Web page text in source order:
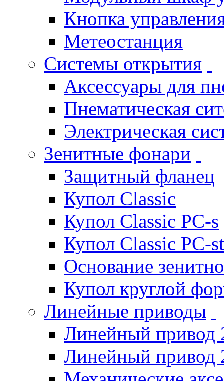
Кнопка
Метеостанция
Системы открытия
Аксессуары для
Пнематическая
Электрическая
Зенитные фонари
Защитный фланец
Купол Classic
Купол Classic PC-s
Купол Classic PC-st
Основание
Купол круглой
Линейные приводы
Линейный привод
Линейный привод